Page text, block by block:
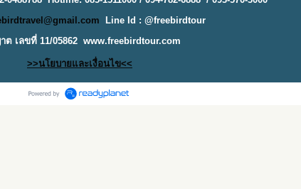
Line Id : @freebirdtour
ต เลขที่ 11/05862 www.freebirdtour.com
>>นโยบายและเงื่อนไข<<